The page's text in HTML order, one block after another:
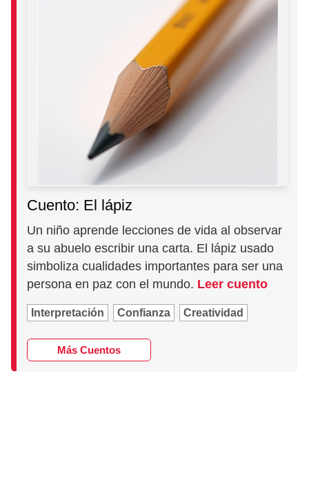
Cuento: El lápiz
Un niño aprende lecciones de vida al observar
a su abuelo escribir una carta. El lápiz usado
simboliza cualidades importantes para ser una
persona en paz con el mundo. Leer cuento
Interpretación Confianza Creatividad
Más Cuentos